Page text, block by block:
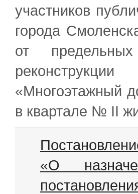
участников
города
от предельных
«Многоэтажный
в квартале № II
«О